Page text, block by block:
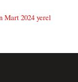
Mart 2024 yerel